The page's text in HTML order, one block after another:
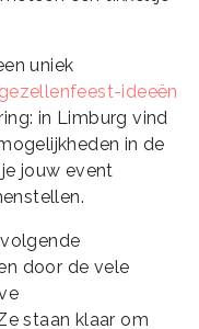
uniek
ideeën
in Limburg vind
in de
jouw event
door de vele
staan klaar om